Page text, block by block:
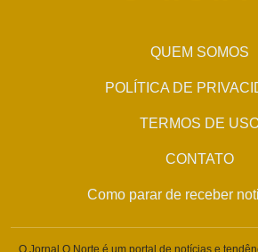
QUEM SOMOS
POLÍTICA DE
TERMOS DE
CONTATO
Como parar de receber
O Jornal O Norte é um portal de notícias e